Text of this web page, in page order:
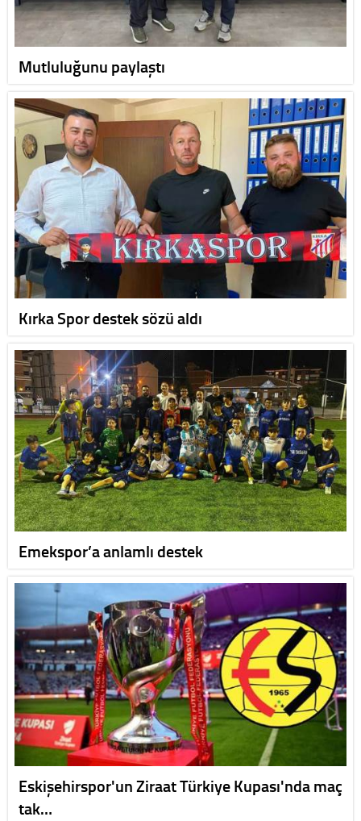
Mutluluğunu paylaştı
Kırka Spor destek sözü aldı
Emekspor’a anlamlı destek
Eskişehirspor'un Ziraat Türkiye Kupası'nda maç
tak…